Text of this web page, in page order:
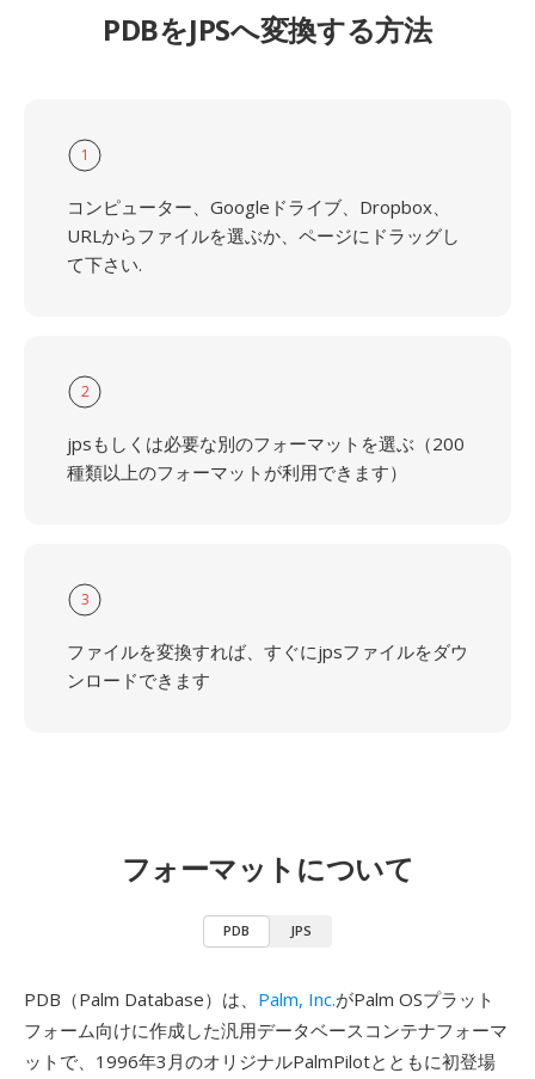
PDBをJPSへ変換する方法
1
コンピューター、Googleドライブ、Dropbox、
URLからファイルを選ぶか、ページにドラッグし
て下さい.
2
jpsもしくは必要な別のフォーマットを選ぶ（200
種類以上のフォーマットが利用できます）
3
ファイルを変換すれば、すぐにjpsファイルをダウ
ンロードできます
フォーマットについて
PDB JPS
PDB（Palm Database）は、 Palm, Inc.がPalm OSプラット
フォーム向けに作成した汎用データベースコンテナフォーマ
ットで、1996年3月のオリジナルPalmPilotとともに初登場